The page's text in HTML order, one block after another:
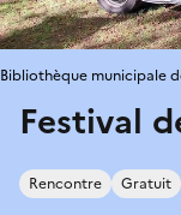
Festival
Rencontre Gratuit
Bibliothèque municipale